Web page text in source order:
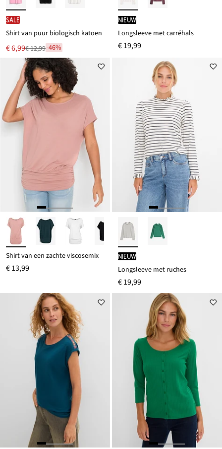
SALE
Shirt van puur biologisch katoen
Nu
voor
€ 6,99
Van
€ 12,99
€ 12,99-46%
Nieuw
Longsleeve met carréhals
€ 19,99
Shirt van een zachte viscosemix
€ 13,99
Nieuw
Longsleeve met ruches
€ 19,99